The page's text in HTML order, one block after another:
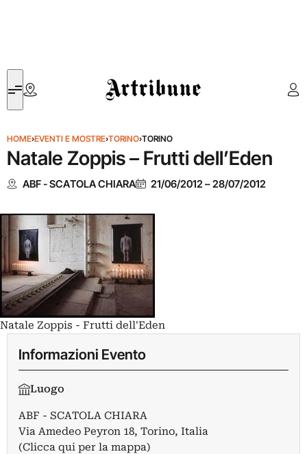
Artribune
HOME›EVENTI E MOSTRE›TORINO›TORINO
Natale Zoppis – Frutti dell’Eden
ABF - SCATOLA CHIARA 21/06/2012–28/07/2012
Natale Zoppis - Frutti dell'Eden
Informazioni Evento
Luogo
ABF - SCATOLA CHIARA
Via Amedeo Peyron 18, Torino, Italia
(Clicca qui per la mappa)